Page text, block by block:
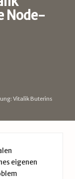
Node-
Vitalik Buterins
eigenen